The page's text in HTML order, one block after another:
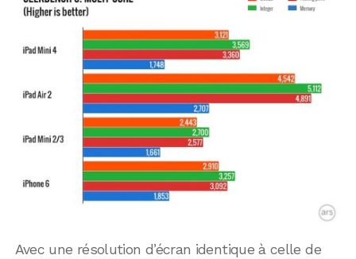
Avec une résolution d’écran identique à celle de